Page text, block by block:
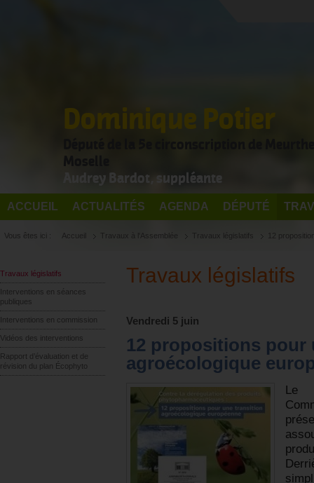
Dominique Potier
Audrey Bardot, suppléante
ACCUEIL ACTUALITÉS AGENDA DÉPUTÉ
Vous êtes ici : Accueil Travaux à l'Assemblée Travaux législatifs 12
Travaux législatifs
Interventions en séances
publiques
Interventions en commission
Vidéos des interventions
Rapport d’évaluation et de
révision du plan Écophyto
Travaux législatifs
Vendredi 5 juin
12 propositions pour
agroécologique
Le